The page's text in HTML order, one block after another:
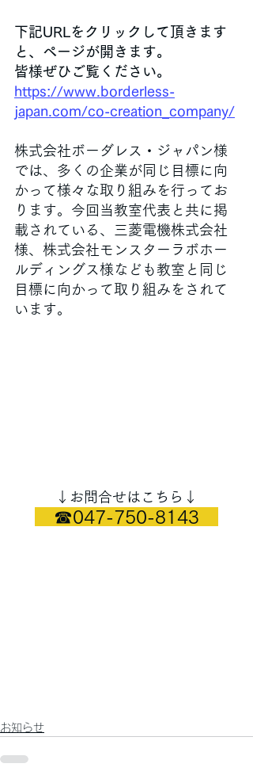
下記URLをクリックして頂きます
と、ページが開きます。
皆様ぜひご覧ください。
https://www.borderless-
japan.com/co-creation_company/
株式会社ボーダレス・ジャパン様
では、多くの企業が同じ目標に向
かって様々な取り組みを行ってお
ります。今回当教室代表と共に掲
載されている、三菱電機株式会社
様、株式会社モンスターラボホー
ルディングス様なども教室と同じ
目標に向かって取り組みをされて
います。
↓お問合せはこちら↓
☎047-750-8143
お知らせ